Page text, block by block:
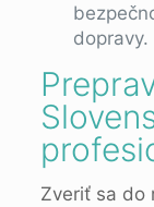
dopravy.
Zveriť sa do